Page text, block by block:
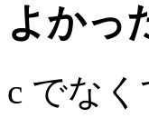
よかっ
c でな